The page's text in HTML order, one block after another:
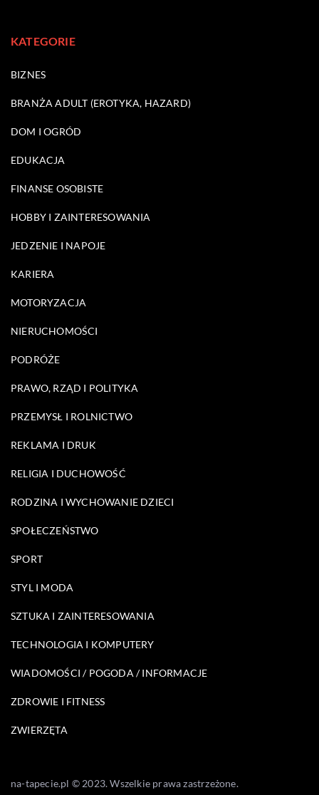
KATEGORIE
BIZNES
BRANŻA ADULT (EROTYKA, HAZARD)
DOM I OGRÓD
EDUKACJA
FINANSE OSOBISTE
HOBBY I ZAINTERESOWANIA
JEDZENIE I NAPOJE
KARIERA
MOTORYZACJA
NIERUCHOMOŚCI
PODRÓŻE
PRAWO, RZĄD I POLITYKA
PRZEMYSŁ I ROLNICTWO
REKLAMA I DRUK
RELIGIA I DUCHOWOŚĆ
RODZINA I WYCHOWANIE DZIECI
SPOŁECZEŃSTWO
SPORT
STYL I MODA
SZTUKA I ZAINTERESOWANIA
TECHNOLOGIA I KOMPUTERY
WIADOMOŚCI / POGODA / INFORMACJE
ZDROWIE I FITNESS
ZWIERZĘTA
na-tapecie.pl © 2023. Wszelkie prawa zastrzeżone.